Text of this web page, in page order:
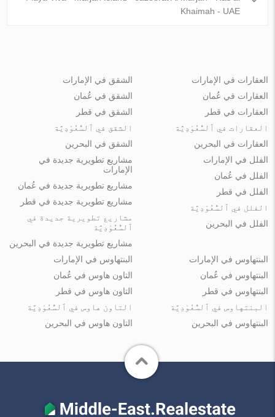
Khaimah - UAE
العقارات في الإمارات
العقارات في عُمان
العقارات في قطر
العقارات في ٱلسُّعُوْدِيَّة
العقارات في البحرين
الشقق في الإمارات
الشقق في عُمان
الشقق في قطر
الشقق في ٱلسُّعُوْدِيَّة
الشقق في البحرين
الفلل في الإمارات
الفلل في عُمان
الفلل في قطر
الفلل في ٱلسُّعُوْدِيَّة
الفلل في البحرين
مشاريع تطويرية جديدة في
الإمارات
مشاريع تطويرية جديدة في عُمان
مشاريع تطويرية جديدة في قطر
مشاريع تطويرية جديدة في
ٱلسُّعُوْدِيَّة
مشاريع تطويرية جديدة في البحرين
البنتهاوس في الإمارات
البنتهاوس في عُمان
البنتهاوس في قطر
البنتهاوس في ٱلسُّعُوْدِيَّة
البنتهاوس في البحرين
البنتهاوس في الإمارات
التاون هاوس في عُمان
التاون هاوس في قطر
التاون هاوس في ٱلسُّعُوْدِيَّة
التاون هاوس في البحرين